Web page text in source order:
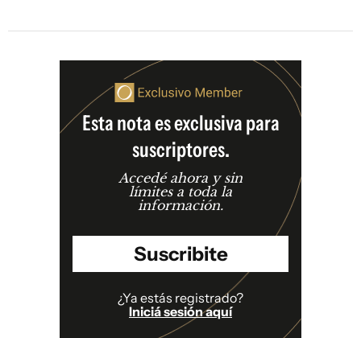
Esta nota es exclusiva para
suscriptores.
Accedé ahora y sin
límites a toda la
información.
Suscribite
¿Ya estás registrado?
Iniciá sesión aquí